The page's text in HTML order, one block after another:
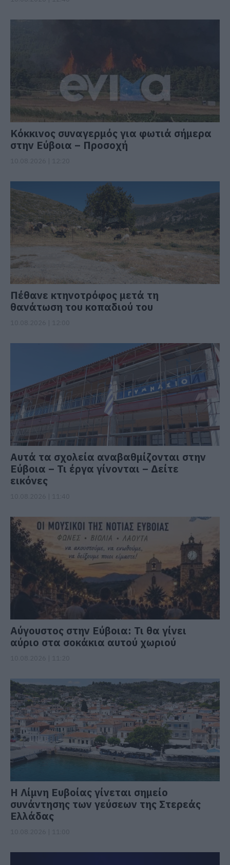
Κόκκινος συναγερμός για φωτιά σήμερα
στην Εύβοια – Προσοχή
Πέθανε κτηνοτρόφος μετά τη
θανάτωση του κοπαδιού του
Αυτά τα σχολεία αναβαθμίζονται στην
Εύβοια – Τι έργα γίνονται – Δείτε
εικόνες
Αύγουστος στην Εύβοια: Τι θα γίνει
αύριο στα σοκάκια αυτού χωριού
Η Λίμνη Ευβοίας γίνεται σημείο
συνάντησης των γεύσεων της Στερεάς
Ελλάδας